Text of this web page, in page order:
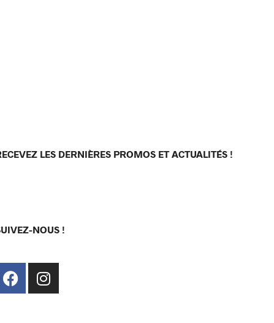
LES DERNIÈRES PROMOS ET ACTUALITÉS !
NOUS !